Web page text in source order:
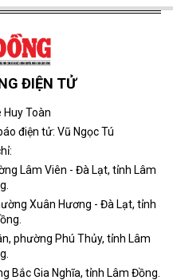
ĐIỆN TỬ
Huy Toàn
điện tử: Vũ Ngọc Tú
Lâm Viên - Đà Lạt, tỉnh Lâm
Xuân Hương - Đà Lạt, tỉnh
phường Phú Thủy, tỉnh Lâm
Bắc Gia Nghĩa, tỉnh Lâm Đồng.